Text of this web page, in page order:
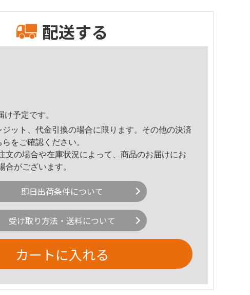
配送する
予定です。
ット、代金引換の場合に限ります。その他の決済
ら をご確認ください。
文の場合や在庫状況によって、商品のお届けにお
合がございます。
即日出荷条件について
受け取り方法・送料について
カートに入れる